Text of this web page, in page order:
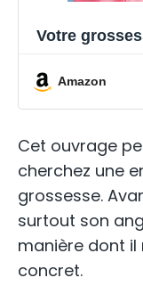
Votre
Amazon
Cet ouvrage
cherchez une
grossesse.
surtout son
manière dont
concret.